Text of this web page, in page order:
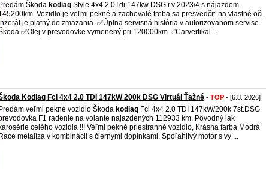
Predám Škoda kodiaq Style 4x4 2.0Tdi 147kw DSG r.v 2023/4 s nájazdom
Vozidlo je veľmi pekné a zachovalé treba sa presvedčiť na vlastné oči.
Inzerát je platný do zmazania. ✅️Úplna servisná história v autorizovanom servise
✅️Olej v prevodovke vymenený pri 120000km ✅️Carvertikal ...
Kodiaq Fcl 4x4 2.0 TDI 147kW 200k DSG Virtuál Ťažné - TOP - [6.8. 2026]
Predám veľmi pekné vozidlo Škoda kodiaq Fcl 4x4 2.0 TDI 147kW/200k 7st.DSG
F1 radenie na volante najazdených 112933 km. Pôvodný lak
celého vozidla !!! Veľmi pekné priestranné vozidlo, Krásna farba Modrá
Race metalíza v kombinácii s čiernymi doplnkami, Spoľahlivý motor s vy ...